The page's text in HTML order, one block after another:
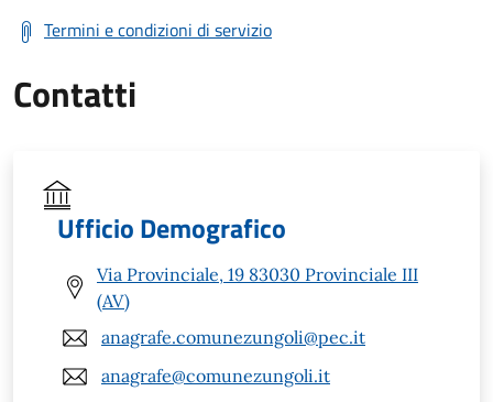
Termini e condizioni di servizio
Contatti
Ufficio Demografico
Via Provinciale, 19 83030 Provinciale III
(AV)
anagrafe.comunezungoli@pec.it
anagrafe@comunezungoli.it